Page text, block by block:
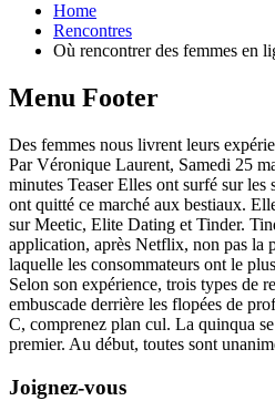
Home
Rencontres
Où rencontrer des femmes en
Menu Footer
Des femmes nous livrent leurs
Par Véronique Laurent, Samedi 25
minutes Teaser Elles ont surfé sur les
ont quitté ce marché aux bestiaux.
sur Meetic, Elite Dating et Tinder.
application, après Netflix, non pas la
laquelle les consommateurs ont le
Selon son expérience, trois types de
embuscade derrière les flopées de
C, comprenez plan cul. La quinqua
premier. Au début, toutes sont
Joignez-vous